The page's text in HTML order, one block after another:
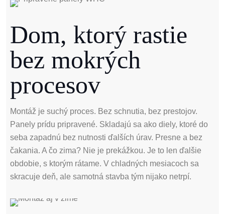
Dom, ktorý rastie
bez mokrých
procesov
Montáž je suchý proces. Bez schnutia, bez prestojov.
Panely prídu pripravené. Skladajú sa ako diely, ktoré do
seba zapadnú bez nutnosti ďalších úrav. Presne a bez
čakania. A čo zima? Nie je prekážkou. Je to len ďalšie
obdobie, s ktorým rátame. V chladných mesiacoch sa
skracuje deň, ale samotná stavba tým nijako netrpí.